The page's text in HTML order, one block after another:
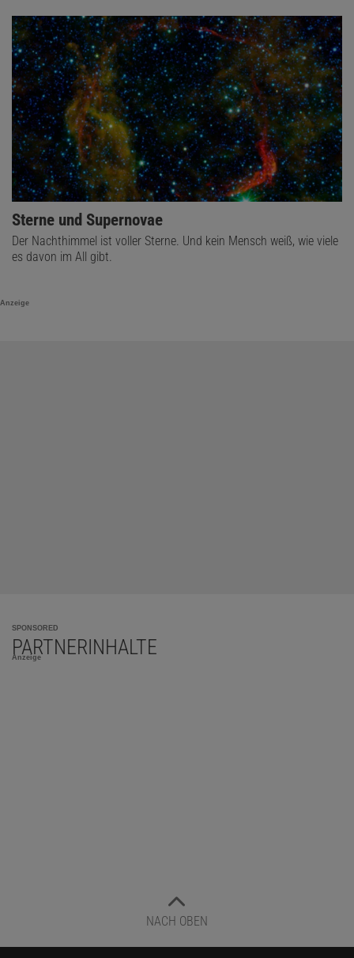
Sterne und Supernovae
Der Nachthimmel ist voller Sterne. Und kein Mensch weiß, wie viele
es davon im All gibt.
Anzeige
SPONSORED
PARTNERINHALTE
Anzeige
NACH OBEN